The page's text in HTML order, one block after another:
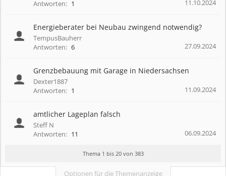
Antworten: 1 11.10.2024
Energieberater bei Neubau zwingend notwendig?
TempusBauherr
Antworten: 6 27.09.2024
Grenzbebauung mit Garage in Niedersachsen
Dexter1887
Antworten: 1 11.09.2024
amtlicher Lageplan falsch
Steff N
Antworten: 11 06.09.2024
Thema 1 bis 20 von 383
Optionen für die Themenanzeige